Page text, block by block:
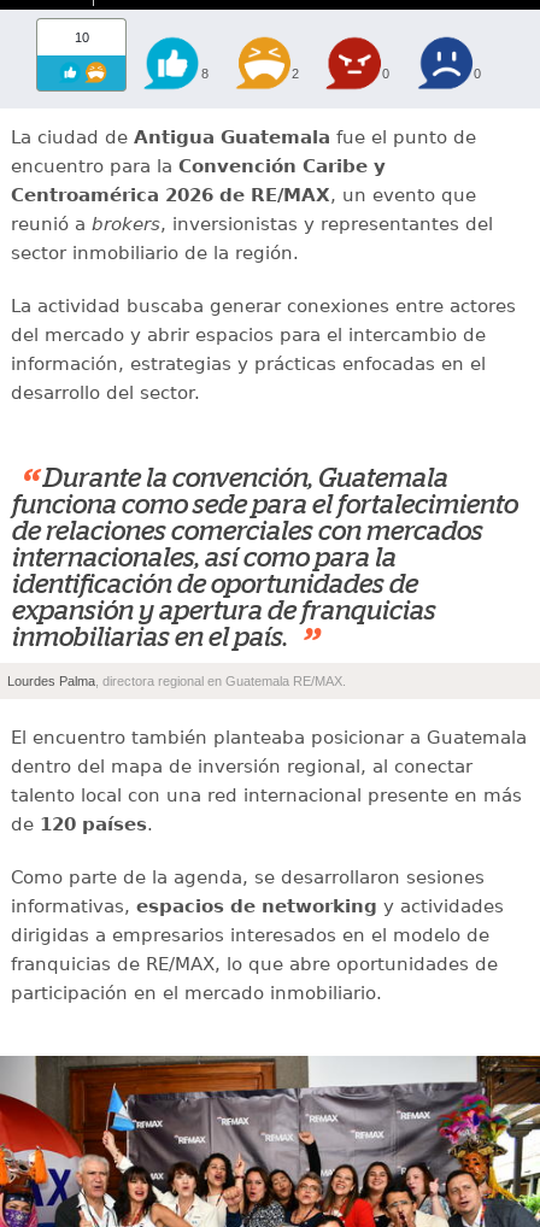
10
8 2 0 0
La ciudad de Antigua Guatemala fue el punto de
encuentro para la Convención Caribe y
Centroamérica 2026 de RE/MAX, un evento que
reunió a brokers, inversionistas y representantes del
sector inmobiliario de la región.
La actividad buscaba generar conexiones entre actores
del mercado y abrir espacios para el intercambio de
información, estrategias y prácticas enfocadas en el
desarrollo del sector.
“ Durante la convención, Guatemala
funciona como sede para el fortalecimiento
de relaciones comerciales con mercados
internacionales, así como para la
identificación de oportunidades de
expansión y apertura de franquicias
inmobiliarias en el país.
”
Lourdes Palma , directora regional en Guatemala RE/MAX.
El encuentro también planteaba posicionar a Guatemala
dentro del mapa de inversión regional, al conectar
talento local con una red internacional presente en más
de 120 países.
Como parte de la agenda, se desarrollaron sesiones
informativas, espacios de networking y actividades
dirigidas a empresarios interesados en el modelo de
franquicias de RE/MAX, lo que abre oportunidades de
participación en el mercado inmobiliario.